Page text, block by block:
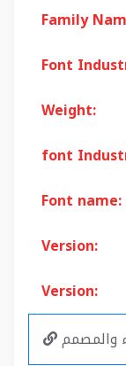
Family
Font
Weight:
font
Font name:
Version:
Version:
والمصمم